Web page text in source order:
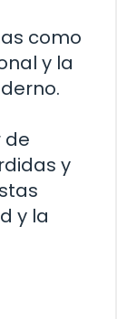
como
y la
de
y
y la